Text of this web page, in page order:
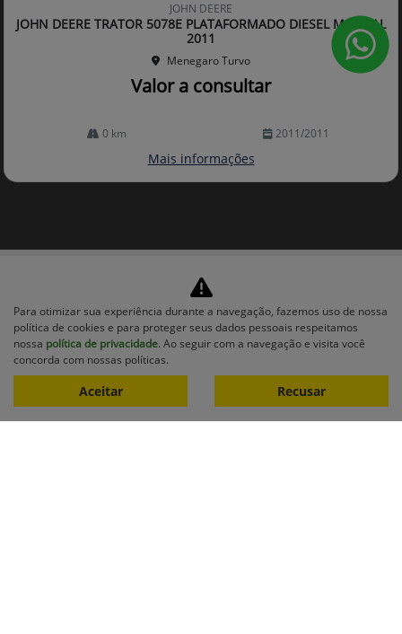
arti
lhe
JOHN DEERE
JOHN DEERE TRATOR 5078E PLATAFORMADO DIESEL MANUAL
2011
Menegaro Turvo
Valor a consultar
0 km 2011/2011
Mais informações
Equipamentos
Mapa do site
Para otimizar sua experiência durante a navegação, fazemos uso de nossa
política de cookies e para proteger seus dados pessoais respeitamos
nossa política de privacidade. Ao seguir com a navegação e visita você
concorda com nossas políticas.
Aceitar Recusar